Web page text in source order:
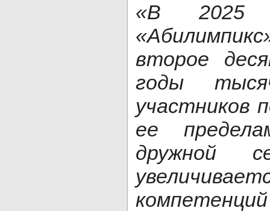
«В 2025
второе
годы
участников
ее
дружной